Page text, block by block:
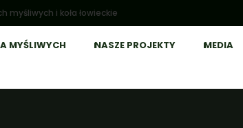
myśliwych i koła łowieckie
MYŚLIWYCH NASZE PROJEKTY
MEDIA